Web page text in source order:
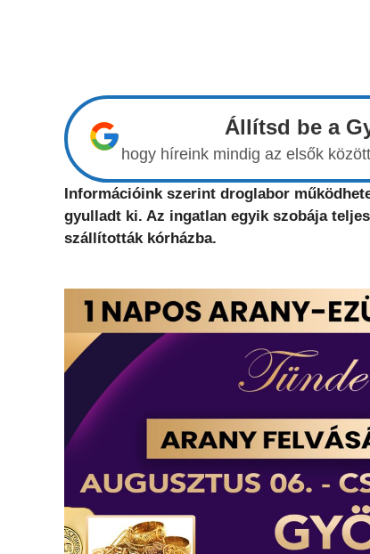
Állítsd be a
hogy híreink mindig az elsők
Információink szerint droglabor
gyulladt ki. Az ingatlan egyik szobája
szállították kórházba.